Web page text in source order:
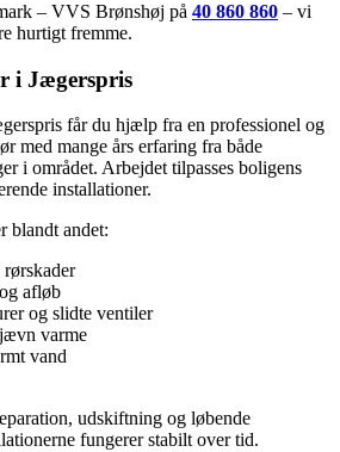
– VVS Brønshøj på 40 860 860 – vi
hurtigt fremme.
i Jægerspris
får du hjælp fra en professionel og
med mange års erfaring fra både
i området. Arbejdet tilpasses boligens
installationer.
blandt andet:
afløb
og slidte ventiler
varme
vand
udskiftning og løbende
fungerer stabilt over tid.